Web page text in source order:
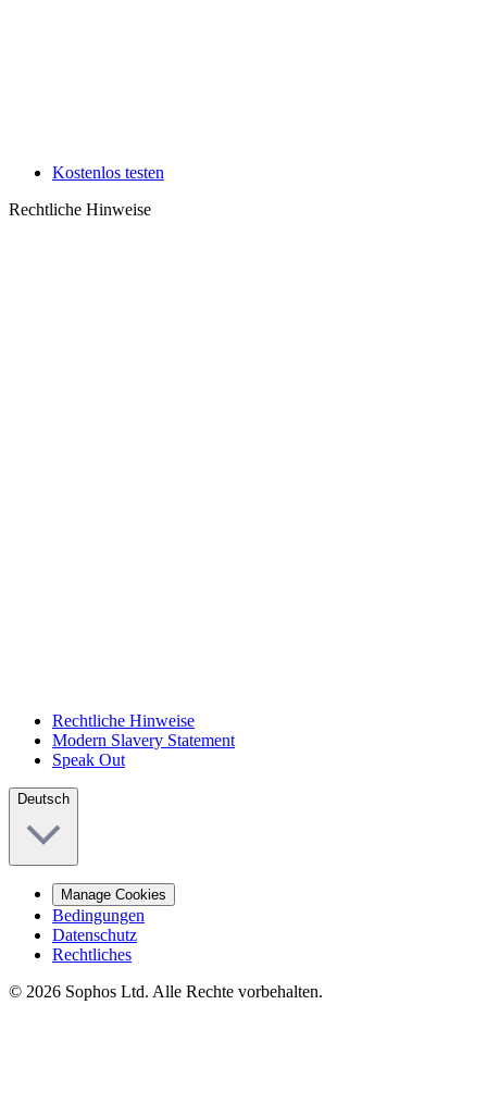
Kostenlos testen
Rechtliche Hinweise
Rechtliche Hinweise
Modern Slavery Statement
Speak Out
Deutsch
Manage Cookies
Bedingungen
Datenschutz
Rechtliches
© 2026 Sophos Ltd. Alle Rechte vorbehalten.